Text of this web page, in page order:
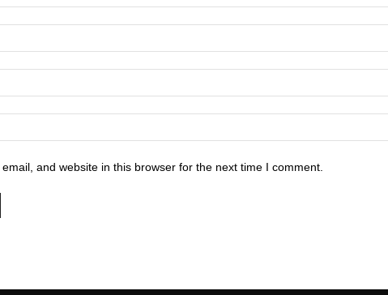
and website in this browser for the next time I comment.